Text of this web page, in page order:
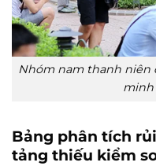
Nhóm nam thanh
minh
Bảng phân tích
tảng thiếu kiểm